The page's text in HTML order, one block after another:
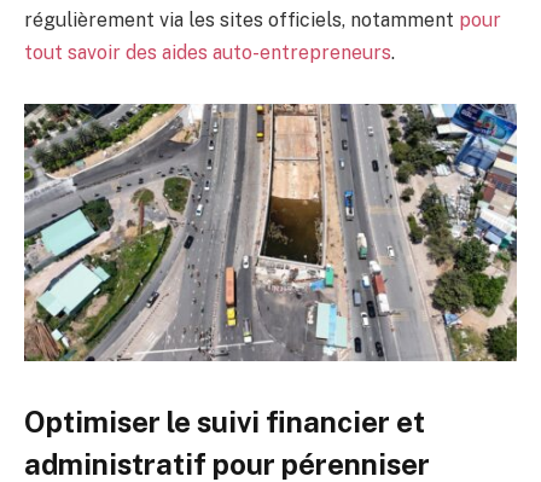
régulièrement via les sites officiels, notamment pour
tout savoir des aides auto-entrepreneurs.
Optimiser le suivi financier et
administratif pour pérenniser